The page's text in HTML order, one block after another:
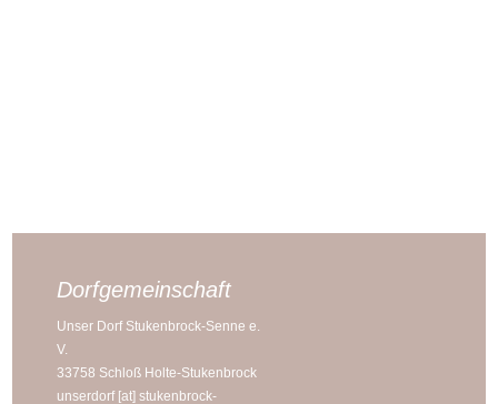
Dorfgemeinschaft
Unser Dorf Stukenbrock-Senne e.
V.
33758 Schloß Holte-Stukenbrock
unserdorf [at] stukenbrock-